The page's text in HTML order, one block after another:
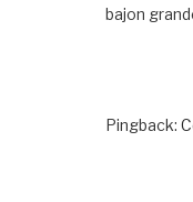
bajon
Pingback: